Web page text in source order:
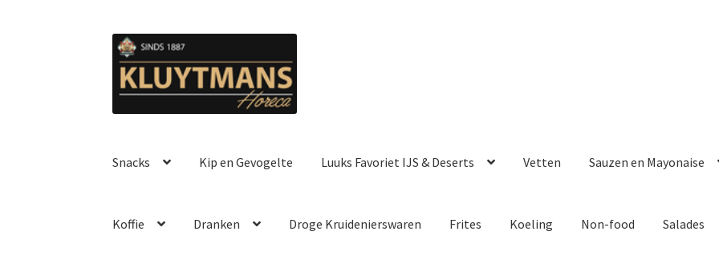
Ga
door
naar
Ga
naar
de
Snacks Kip en Gevogelte Luuks Favoriet IJS & Deserts Vetten Sauzen en Mayonaise
Koffie Dranken Droge Kruidenierswaren Frites Koeling Non-food Salades